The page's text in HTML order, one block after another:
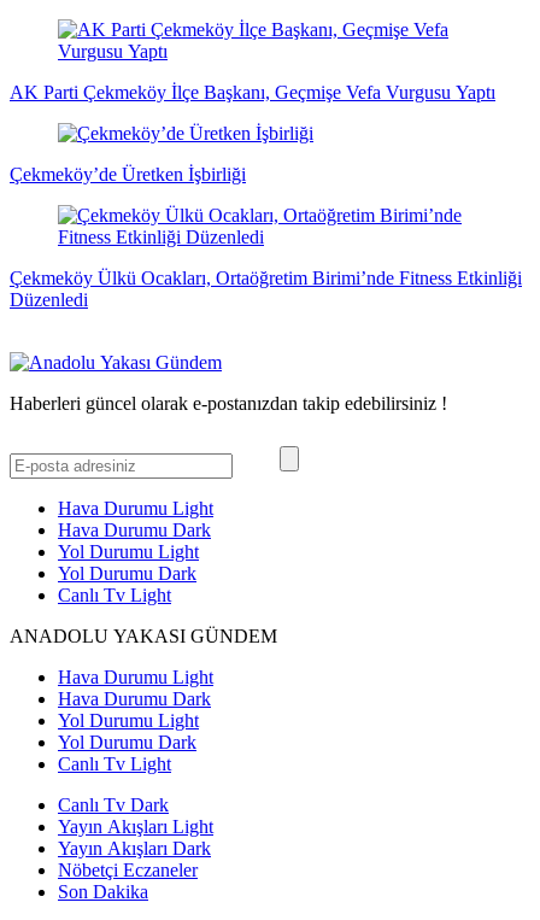
AK Parti Çekmeköy İlçe Başkanı, Geçmişe Vefa Vurgusu Yaptı
Çekmeköy’de Üretken İşbirliği
Çekmeköy Ülkü Ocakları, Ortaöğretim Birimi’nde Fitness Etkinliği
Düzenledi
Haberleri güncel olarak e-postanızdan takip edebilirsiniz !
Hava Durumu Light
Hava Durumu Dark
Yol Durumu Light
Yol Durumu Dark
Canlı Tv Light
ANADOLU YAKASI GÜNDEM
Hava Durumu Light
Hava Durumu Dark
Yol Durumu Light
Yol Durumu Dark
Canlı Tv Light
Canlı Tv Dark
Yayın Akışları Light
Yayın Akışları Dark
Nöbetçi Eczaneler
Son Dakika